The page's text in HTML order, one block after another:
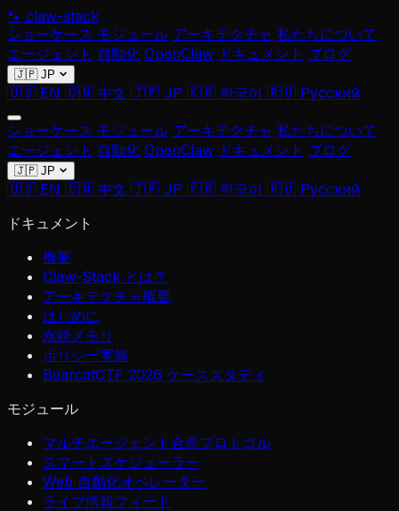
🐾 claw-stack
ショーケース モジュール アーキテクチャ 私たちについて
エージェント 自動化 OpenClaw ドキュメント ブログ
🇯🇵 JP
🇺🇸 EN 🇨🇳 中文 🇯🇵 JP 🇰🇷 한국어 🇷🇺 Русский
ショーケース モジュール アーキテクチャ 私たちについて
エージェント 自動化 OpenClaw ドキュメント ブログ
🇯🇵 JP
🇺🇸 EN 🇨🇳 中文 🇯🇵 JP 🇰🇷 한국어 🇷🇺 Русский
ドキュメント
概要
Claw-Stack とは？
アーキテクチャ概要
はじめに
永続メモリ
ポリシー実施
BearcatCTF 2026 ケーススタディ
モジュール
マルチエージェント合意プロトコル
スマートスケジューラー
Web 自動化オペレーター
ライブ情報フィード